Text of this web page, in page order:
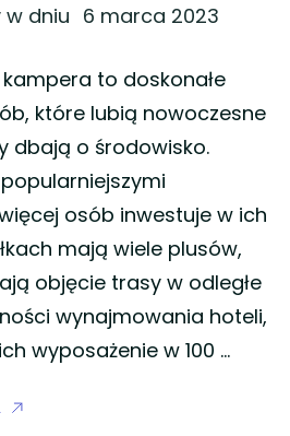
w dniu 6 marca 2023
to doskonałe
które lubią nowoczesne
dbają o środowisko.
osób inwestuje w ich
mają wiele plusów,
objęcie trasy w odległe
wynajmowania hoteli,
wyposażenie w 100 …